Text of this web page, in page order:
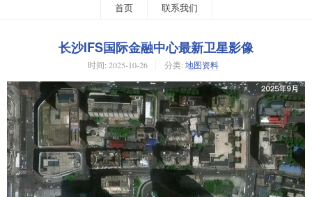
首页 联系我们
长沙IFS国际金融中心最新卫星影像
时间: 2025-10-26 分类: 地图资料